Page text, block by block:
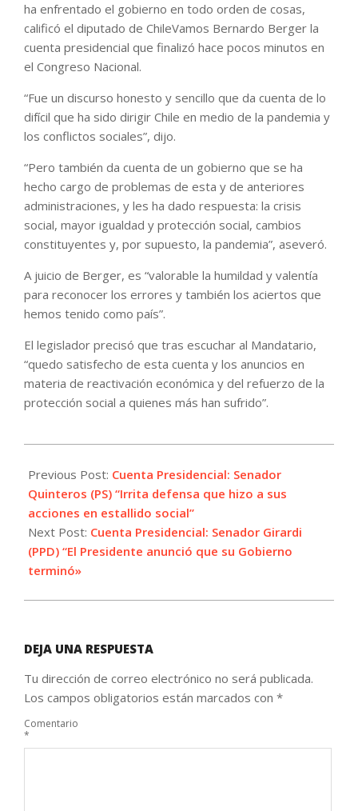
ha enfrentado el gobierno en todo orden de cosas,
calificó el diputado de ChileVamos Bernardo Berger la
cuenta presidencial que finalizó hace pocos minutos en
el Congreso Nacional.
“Fue un discurso honesto y sencillo que da cuenta de lo
difícil que ha sido dirigir Chile en medio de la pandemia y
los conflictos sociales”, dijo.
“Pero también da cuenta de un gobierno que se ha
hecho cargo de problemas de esta y de anteriores
administraciones, y les ha dado respuesta: la crisis
social, mayor igualdad y protección social, cambios
constituyentes y, por supuesto, la pandemia”, aseveró.
A juicio de Berger, es “valorable la humildad y valentía
para reconocer los errores y también los aciertos que
hemos tenido como país”.
El legislador precisó que tras escuchar al Mandatario,
“quedo satisfecho de esta cuenta y los anuncios en
materia de reactivación económica y del refuerzo de la
protección social a quienes más han sufrido”.
06-
01
Previous Post: Cuenta Presidencial: Senador
Quinteros (PS) “Irrita defensa que hizo a sus
acciones en estallido social”
Next Post: Cuenta Presidencial: Senador Girardi
(PPD) “El Presidente anunció que su Gobierno
terminó»
DEJA UNA RESPUESTA
Tu dirección de correo electrónico no será publicada.
Los campos obligatorios están marcados con *
Comentario
*